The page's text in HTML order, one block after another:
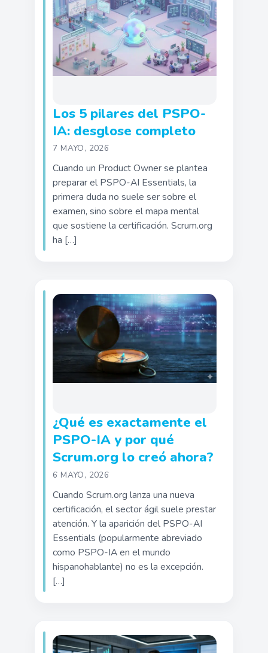
Los 5 pilares del PSPO-
IA: desglose completo
7 MAYO, 2026
Cuando un Product Owner se plantea
preparar el PSPO-AI Essentials, la
primera duda no suele ser sobre el
examen, sino sobre el mapa mental
que sostiene la certificación. Scrum.org
ha […]
¿Qué es exactamente el
PSPO-IA y por qué
Scrum.org lo creó ahora?
6 MAYO, 2026
Cuando Scrum.org lanza una nueva
certificación, el sector ágil suele prestar
atención. Y la aparición del PSPO-AI
Essentials (popularmente abreviado
como PSPO-IA en el mundo
hispanohablante) no es la excepción.
[…]